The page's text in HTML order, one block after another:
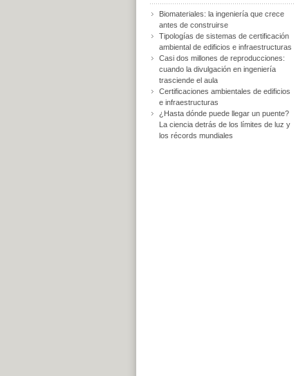
Biomateriales: la ingeniería que crece
antes de construirse
Tipologías de sistemas de certificación
ambiental de edificios e infraestructuras
Casi dos millones de reproducciones:
cuando la divulgación en ingeniería
trasciende el aula
Certificaciones ambientales de edificios
e infraestructuras
¿Hasta dónde puede llegar un puente?
La ciencia detrás de los límites de luz y
los récords mundiales